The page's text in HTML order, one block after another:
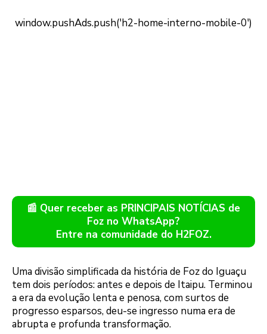
📰 Quer receber as PRINCIPAIS NOTÍCIAS de
Foz no WhatsApp?
Entre na comunidade do H2FOZ.
Uma divisão simplificada da história de Foz do Iguaçu
tem dois períodos: antes e depois de Itaipu. Terminou
a era da evolução lenta e penosa, com surtos de
progresso esparsos, deu-se ingresso numa era de
abrupta e profunda transformação.